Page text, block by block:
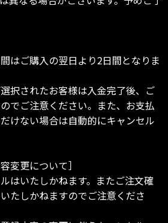
はご購入の翌日より2日間となりま
択されたお客様は入金完了後、ご
でご注意ください。また、お支払
けない場合は自動的にキャンセル
変更について］
はいたしかねます。またご注文確
たしかねますのでご注意くださ